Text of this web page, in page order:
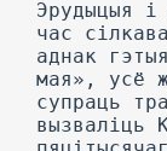
Эрудыцыя
час
аднак
мая», усё
супраць
вызваліць